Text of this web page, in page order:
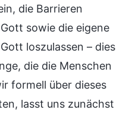
die Barrieren
sowie die eigene
loszulassen – dies
die die Menschen
formell über dieses
lasst uns zunächst